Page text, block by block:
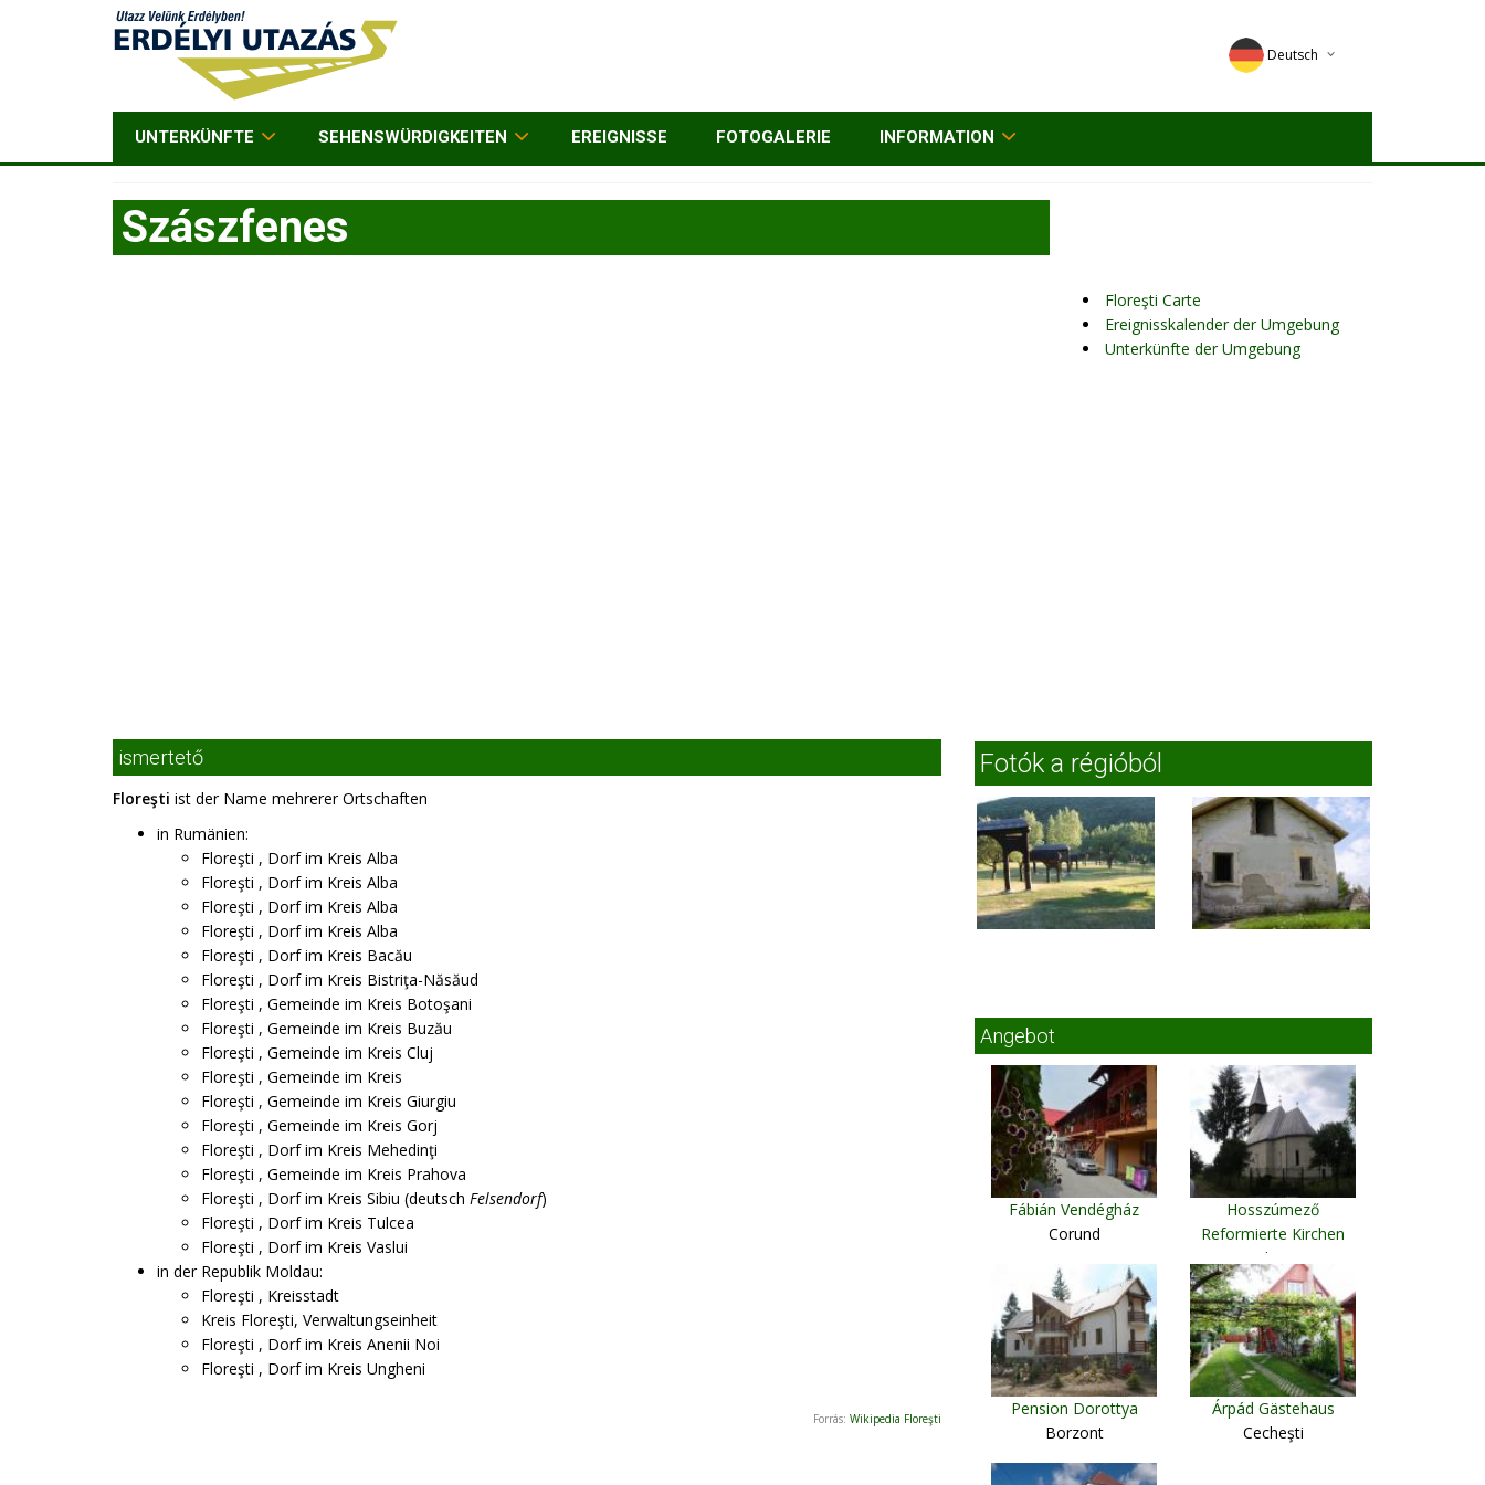
Deutsch
English
UNTERKÜNFTE SEHENSWÜRDIGKEITEN EREIGNISSE FOTOGALERIE INFORMATION
Szászfenes
Floreşti Carte
Ereignisskalender der Umgebung
Unterkünfte der Umgebung
ismertető
Floreşti ist der Name mehrerer Ortschaften
in Rumänien:
Floreşti , Dorf im Kreis Alba
Floreşti , Dorf im Kreis Alba
Floreşti , Dorf im Kreis Alba
Floreşti , Dorf im Kreis Alba
Floreşti , Dorf im Kreis Bacău
Floreşti , Dorf im Kreis Bistriţa-Năsăud
Floreşti , Gemeinde im Kreis Botoşani
Floreşti , Gemeinde im Kreis Buzău
Floreşti , Gemeinde im Kreis Cluj
Floreşti , Gemeinde im Kreis
Floreşti , Gemeinde im Kreis Giurgiu
Floreşti , Gemeinde im Kreis Gorj
Floreşti , Dorf im Kreis Mehedinţi
Floreşti , Gemeinde im Kreis Prahova
Floreşti , Dorf im Kreis Sibiu (deutsch Felsendorf)
Floreşti , Dorf im Kreis Tulcea
Floreşti , Dorf im Kreis Vaslui
in der Republik Moldau:
Floreşti , Kreisstadt
Kreis Floreşti, Verwaltungseinheit
Floreşti , Dorf im Kreis Anenii Noi
Floreşti , Dorf im Kreis Ungheni
Forrás: Wikipedia Floreşti
Fotók a régióból
Angebot
Fábián Vendégház
Corund
Hosszúmező
Reformierte Kirchen
Herberge
Câmpulung de Tisa
Pension Dorottya
Borzont
Árpád Gästehaus
Cecheşti